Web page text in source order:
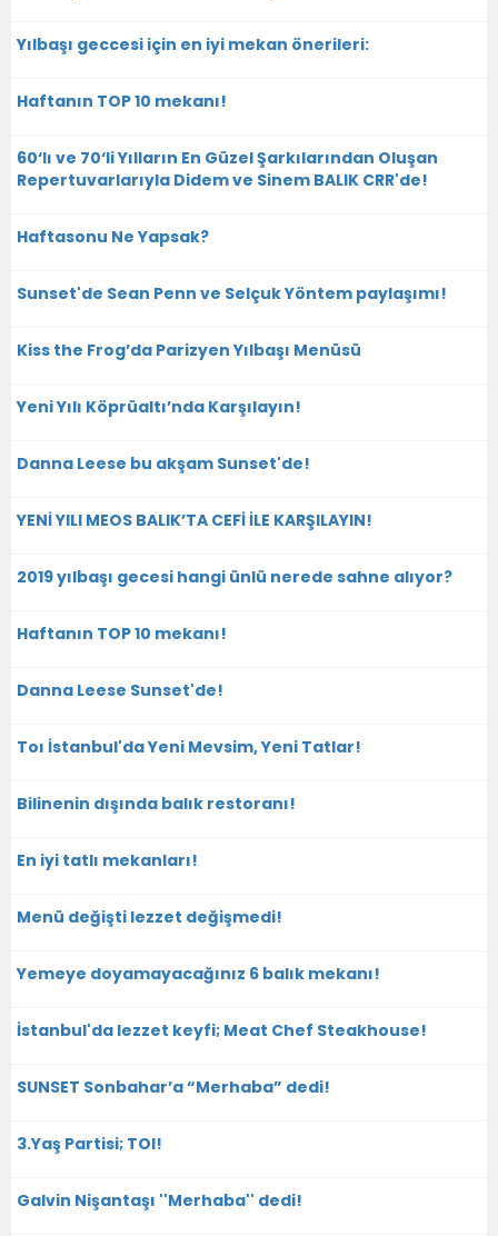
Yılbaşı geccesi için en iyi mekan önerileri:
Haftanın TOP 10 mekanı!
60‘lı ve 70‘li Yılların En Güzel Şarkılarından Oluşan
Repertuvarlarıyla Didem ve Sinem BALIK CRR'de!
Haftasonu Ne Yapsak?
Sunset'de Sean Penn ve Selçuk Yöntem paylaşımı!
Kiss the Frog’da Parizyen Yılbaşı Menüsü
Yeni Yılı Köprüaltı’nda Karşılayın!
Danna Leese bu akşam Sunset'de!
YENİ YILI MEOS BALIK’TA CEFİ İLE KARŞILAYIN!
2019 yılbaşı gecesi hangi ünlü nerede sahne alıyor?
Haftanın TOP 10 mekanı!
Danna Leese Sunset'de!
Toı İstanbul'da Yeni Mevsim, Yeni Tatlar!
Bilinenin dışında balık restoranı!
En iyi tatlı mekanları!
Menü değişti lezzet değişmedi!
Yemeye doyamayacağınız 6 balık mekanı!
İstanbul'da lezzet keyfi; Meat Chef Steakhouse!
SUNSET Sonbahar’a “Merhaba” dedi!
3.Yaş Partisi; TOI!
Galvin Nişantaşı ''Merhaba'' dedi!